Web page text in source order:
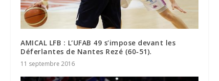
AMICAL LFB : L’UFAB 49 s’impose devant les
Déferlantes de Nantes Rezé (60-51).
11 septembre 2016